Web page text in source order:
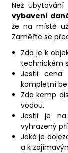
Než
vybavení
že na místě
Zaměřte se
Zda je k
technickém
Jestli cena
kompletní
Zda kemp
vodou.
Jestli je
vyhrazený
Jaká je
a k